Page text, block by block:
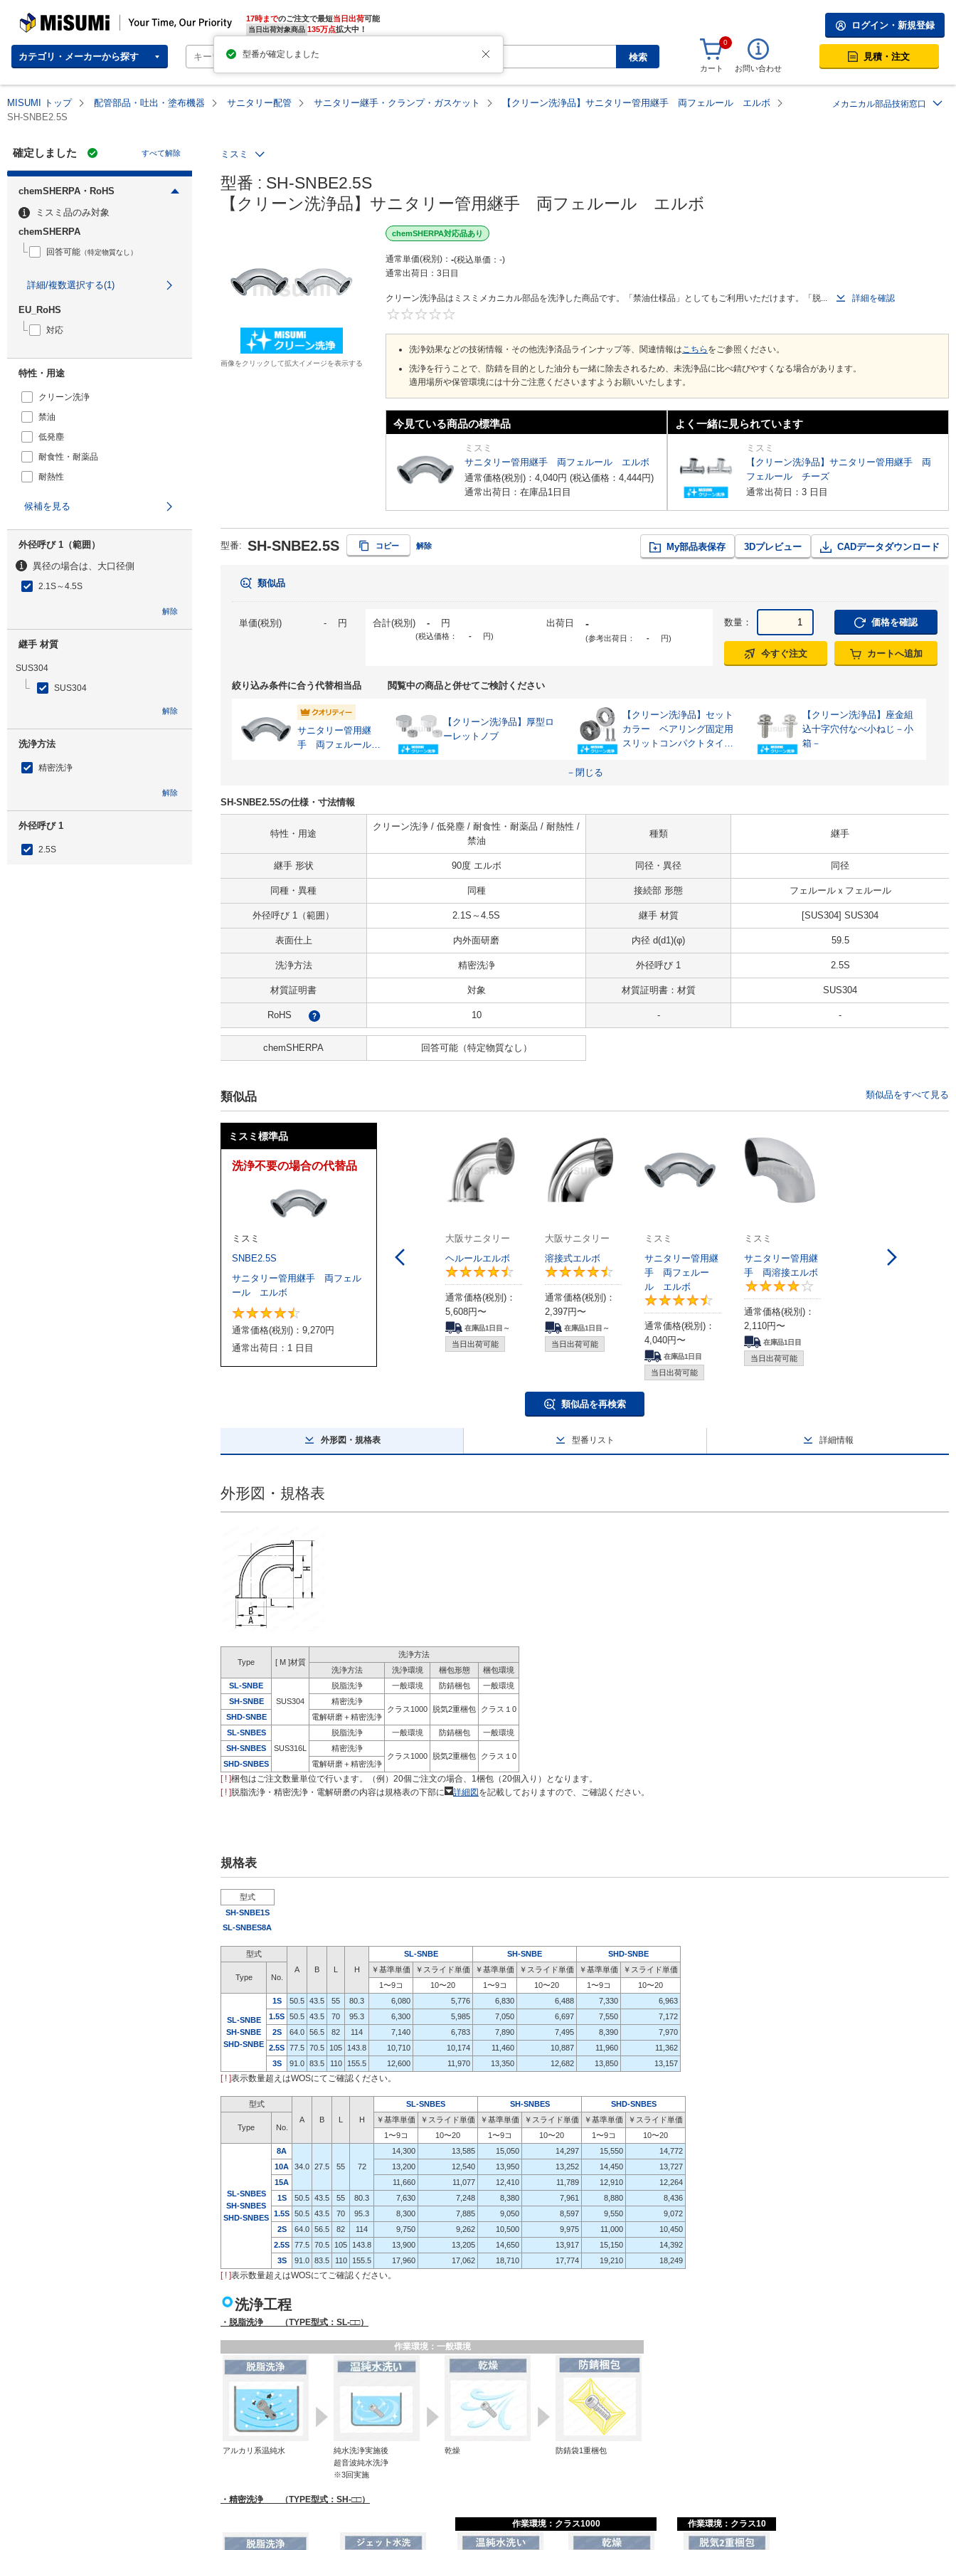
MISUMI | Your Time, Our Priority 17時までのご注文で最短当日出荷
当日出荷対象商品 135万点拡大中！
カテゴリ・メーカーから探す 検索
ログイン・新規登録
0
カート お問い合わせ
見積・注文
MISUMI トップ 配管部品・吐出・塗布機器 サニタリー配管 サニタリー継手・クランプ・ガスケット
【クリーン洗浄品】サニタリー管用継手 両フェルール エルボ
SH-SNBE2.5S
メカニカル部品技術窓口
確定しました すべて解除
chemSHERPA・RoHS
ミスミ品のみ対象
chemSHERPA
回答可能 （特定物質なし）
詳細/複数選択する(1)
EU_RoHS
対応
特性・用途
クリーン洗浄
禁油
低発塵
耐食性・耐薬品
耐熱性
候補を見る
外径呼び 1（範囲）
異径の場合は、大口径側
2.1S～4.5S
解除
継手 材質
SUS304
SUS304
解除
洗浄方法
精密洗浄
解除
外径呼び 1
2.5S
ミスミ
型番 : SH-SNBE2.5S
【クリーン洗浄品】サニタリー管用継手　両フェルール　エルボ
画像をクリックして拡大イメージを表示する
chemSHERPA対応品あり
通常単価(税別) - 税込単価
-
通常出荷日： 3日目
クリーン洗浄品はミスミメカニカル部品を洗浄した商品です。「禁油仕様品」としてもご利用いただけます。「脱...
詳細を確認
洗浄効果などの技術情報・その他洗浄済品ラインナップ等、関連情報はこちら をご参照ください。
洗浄を行うことで、防錆を目的とした油分も一緒に除去されるため、未洗浄品に比べ錆びやすくなる場合があります。
適用場所や保管環境には十分ご注意くださいますようお願いいたします。
今見ている商品の標準品
ミスミ
サニタリー管用継手 両フェルール エルボ
通常価格(税別)： 4,040円 (税込価格： 4,444円)
通常出荷日：在庫品1日目
よく一緒に見られています
ミスミ
【クリーン洗浄品】サニタリー管用継手 両
フェルール チーズ
通常出荷日：3 日目
型番: SH-SNBE2.5S コピー 解除 My部品表保存 3Dプレビュー CADデータダウンロード
類似品
単価(税別) - 円 合計(税別) - 円
(税込価格： - 円)
出荷日 -
(参考出荷日： - 円)
数量： 価格を確認
今すぐ注文 カートへ追加
絞り込み条件に合う代替相当品
サニタリー管用継
手 両フェルール
閲覧中の商品と併せてご検討ください
【クリーン洗浄品】厚型ロ
ーレットノブ
【クリーン洗浄品】セット
カラー ベアリング固定用
スリットコンパクトタイ
【クリーン洗浄品】座金組
込十字穴付なべ小ねじ－小
箱－
－閉じる
SH-SNBE2.5Sの仕様・寸法情報
特性・用途
クリーン洗浄 / 低発塵 / 耐食性・耐薬品 / 耐熱性 /
禁油
種類 継手
継手 形状 90度 エルボ 同径・異径 同径
同種・異種 同種 接続部 形態 フェルールｘフェルール
外径呼び 1（範囲） 2.1S～4.5S 継手 材質 [SUS304] SUS304
表面仕上 内外面研磨 内径 d(d1)(φ) 59.5
洗浄方法 精密洗浄 外径呼び 1 2.5S
材質証明書 対象 材質証明書：材質 SUS304
RoHS ? 10 - -
chemSHERPA 回答可能（特定物質なし）
類似品 類似品をすべて見る
ミスミ標準品
洗浄不要の場合の代替品
ミスミ
SNBE2.5S
サニタリー管用継手 両フェル
ール エルボ
通常価格(税別)： 9,270円
通常出荷日：1 日目
大阪サニタリー
ヘルールエルボ
4.6
通常価格(税別)：
5,608円〜
在庫品1日目～
当日出荷可能
大阪サニタリー
溶接式エルボ
4.7
通常価格(税別)：
2,397円〜
在庫品1日目～
当日出荷可能
ミスミ
サニタリー管用継
手 両フェルー
ル エルボ
4.4
通常価格(税別)：
4,040円〜
在庫品1日目
当日出荷可能
ミスミ
サニタリー管用継
手 両溶接エルボ
通常価格(税別)：
2,110円〜
在庫品1日目
当日出荷可能
類似品を再検索
外形図・規格表 型番リスト 詳細情報
外形図・規格表
Type [ M ]材質
洗浄方法
洗浄方法
洗浄環境 梱包形態
梱包環境
SL-SNBE
SUS304
脱脂洗浄 一般環境 防錆梱包
一般環境
SH-SNBE
精密洗浄
クラス1000
脱気2重梱包
クラス１0
SHD-SNBE
電解研磨＋精密洗浄
SL-SNBES
SUS316L
脱脂洗浄 一般環境 防錆梱包
一般環境
SH-SNBES
精密洗浄
クラス1000
脱気2重梱包
クラス１0
SHD-SNBES
電解研磨＋精密洗浄
[ ! ]梱包はご注文数量単位で行います。（例）20個ご注文の場合、1梱包（20個入り）となります。
[ ! ] 脱脂洗浄・精密洗浄・電解研磨の内容は規格表の下部に 詳細図 を記載しておりますので、ご確認ください。
規格表
型式
SH-SNBE1S
SL-SNBES8A
型式
A
B H
SL-SNBE SH-SNBE SHD-SNBE
Type No.
￥基準単価 ￥スライド単価 ￥基準単価 ￥スライド単価 ￥基準単価
￥スライド単価
1〜9コ
10〜20 1〜9コ 10〜20 1〜9コ 10〜20
SL-SNBE
SH-SNBE
SHD-SNBE
1S 50.5 43.5 55 80.3 6,080 5,776 6,830 6,488 7,330
6,963
1.5S 50.5 43.5 70 95.3 6,300 5,985 7,050 6,697 7,550
7,172
2S
64.0 56.5 82 114 7,140 6,783 7,890 7,495 8,390
7,970
2.5S 77.5 70.5 105 143.8 10,710 10,174 11,460 10,887 11,960
11,362
3S
91.0 83.5 110 155.5 12,600 11,970 13,350 12,682 13,850 13,157
[ ! ]表示数量超えはWOSにてご確認ください。
型式
A
B H
SL-SNBES SH-SNBES SHD-SNBES
Type No.
￥基準単価 ￥スライド単価 ￥基準単価 ￥スライド単価 ￥基準単価
￥スライド単価
1〜9コ
10〜20 1〜9コ 10〜20 1〜9コ 10〜20
SL-SNBES
SH-SNBES
SHD-SNBES
8A
34.0 27.5 55 72
14,300 13,585 15,050 14,297 15,550
14,772
10A
13,200 12,540 13,950 13,252 14,450
13,727
15A
11,660 11,077 12,410 11,789 12,910
12,264
1S
50.5 43.5 55 80.3 7,630 7,248 8,380 7,961 8,880
8,436
1.5S 50.5 43.5 70 95.3 8,300 7,885 9,050 8,597 9,550
9,072
2S
64.0 56.5 82 114 9,750 9,262 10,500 9,975 11,000
10,450
2.5S 77.5 70.5 105 143.8 13,900 13,205 14,650 13,917 15,150
14,392
3S
91.0 83.5 110 155.5 17,960 17,062 18,710 17,774 19,210 18,249
[ ! ]表示数量超えはWOSにてご確認ください。
洗浄工程
・脱脂洗浄 （TYPE型式：SL-□□）
作業環境：一般環境
アルカリ系温純水
純水洗浄実施後
超音波純水洗浄
※3回実施
乾燥 防錆袋1重梱包
・精密洗浄 （TYPE型式：SH-□□）
作業環境：クラス1000 作業環境：クラス10